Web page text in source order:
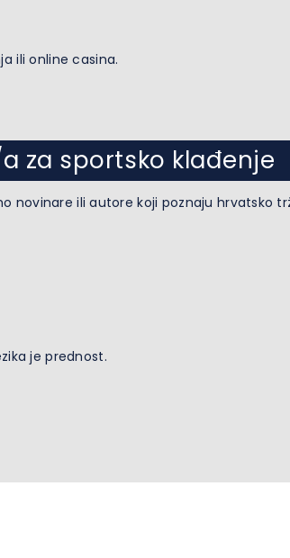
ili online casina.
za sportsko klađenje
ili autore koji poznaju hrvatsko
je prednost.